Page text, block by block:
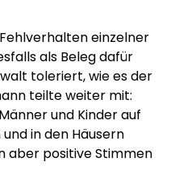
einzelner
als Beleg dafür
toleriert, wie es der
teilte weiter mit:
und Kinder auf
in den Häusern
aber positive Stimmen